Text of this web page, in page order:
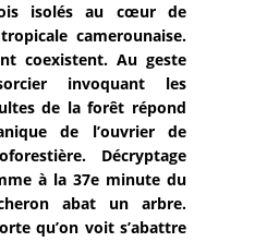
isolés au cœur de
camerounaise.
coexistent. Au geste
invoquant les
de la forêt répond
de l’ouvrier de
Décryptage
à la 37e minute du
abat un arbre.
qu’on voit s’abattre